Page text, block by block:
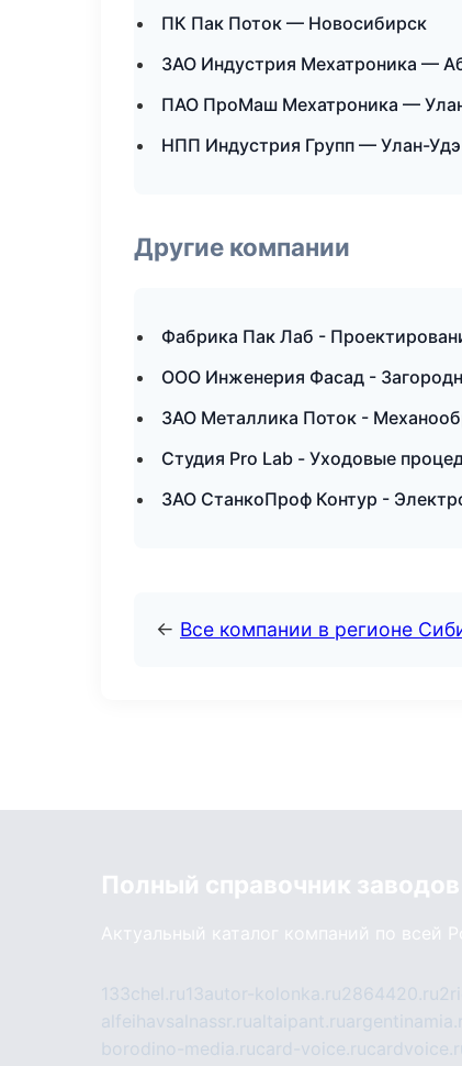
ПК Пак Поток — Новосибирск
ЗАО Индустрия Мехатроника —
ПАО ПроМаш Мехатроника —
НПП Индустрия Групп — Улан-Удэ
Другие компании
Фабрика Пак Лаб -
ООО Инженерия Фасад -
ЗАО Металлика Поток -
Студия Pro Lab - Уходовые
ЗАО СтанкоПроф Контур -
← Все компании в регионе
Полный справочник
Актуальный каталог компаний по всей
133chel.ru13autor-kolonka.ru2864420.ru
alfeihavsalnassr.rualtaipant.ru
borodino-media.rucard-voice.ru